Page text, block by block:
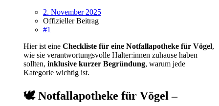
2. November 2025
Offizieller Beitrag
#1
Hier ist eine Checkliste für eine Notfallapotheke für Vögel,
wie sie verantwortungsvolle Halter:innen zuhause haben
sollten, inklusive kurzer Begründung, warum jede
Kategorie wichtig ist.
🕊️Notfallapotheke für Vögel –